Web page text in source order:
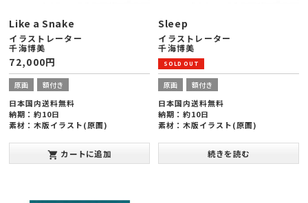
Like a Snake
イラストレーター
千海博美
72,000円
原画 額付き
日本国内送料無料
納期：約10日
素材：木版イラスト(原画)
み20mm(半切版)
発表年：2013年10月
shopping_cart カートに追加
Sleep
イラストレーター
千海博美
原画 額付き
日本国内送料無料
納期：約10日
素材：木版イラスト(原画)
み20mm(太子版)
発表年：2013年10月
続きを読む